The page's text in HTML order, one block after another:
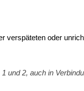
oder
2, auch in